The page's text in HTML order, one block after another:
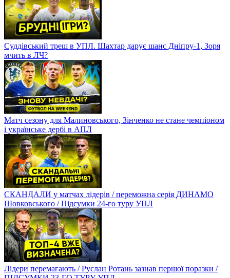
Суддівський треш в УПЛ. Шахтар дарує шанс Дніпру-1, Зоря
мчить в ЛЧ?
Матч сезону для Малиновського, Зінченко не стане чемпіоном
і українське дербі в АПЛ
СКАНДАЛИ у матчах лідерів / переможна серія ДИНАМО
Шовковського / Підсумки 24-го туру УПЛ
Лідери перемагають / Руслан Ротань зазнав першої поразки /